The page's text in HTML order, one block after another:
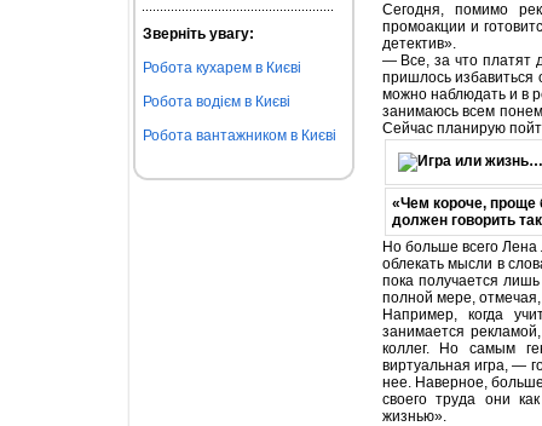
Зверніть увагу:
Робота кухарем в Києві
Робота водієм в Києві
Робота вантажником в Києві
Сегодня, помимо
промоакции и
детектив».
— Все, за что платят
пришлось избавиться
можно наблюдать и в
занимаюсь всем
Сейчас планирую
«Чем короче,
должен говорить
Но больше всего Лена
облекать мысли в
пока получается
полной мере, отмечая,
Например, когда
занимается
коллег. Но самым
виртуальная игра, —
нее. Наверное,
своего труда они
жизнью».